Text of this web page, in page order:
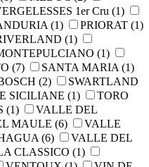
1er Cru (1)
(1) PRIORAT (1)
(1)
(1)
(7) SANTA MARIA (1)
(2)
SWARTLAND
SICILIANE (1)
TORO
(1)
VALLE DEL
MAULE (6)
VALLE
(6)
VALLE DEL
CLASSICO (1)